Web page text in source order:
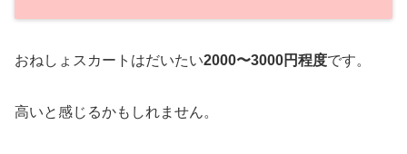
おねしょスカートはだいたい2000〜3000円程度です。
高いと感じるかもしれません。